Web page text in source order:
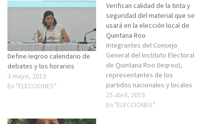
Define Ieqroo calendario de
debates y los horarios
3 mayo, 2019
En "ELECCIONES"
Verifican calidad de la tinta y
seguridad del material que se
usará en la elección local de
Quintana Roo
Integrantes del Consejo
General del Instituto Electoral
de Quintana Roo (Ieqroo),
representantes de los
partidos nacionales y locales
acreditados ante el Instituto,
así como de los candidatos
25 abril, 2019
En "ELECCIONES"